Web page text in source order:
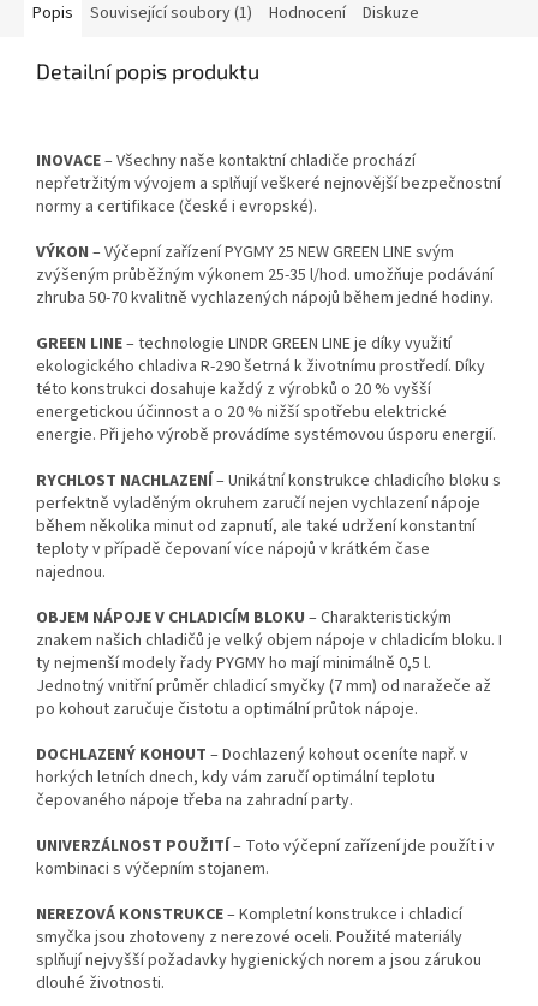
Popis Související soubory (1) Hodnocení Diskuze
Detailní popis produktu
INOVACE– Všechny naše kontaktní chladiče prochází
nepřetržitým vývojem a splňují veškeré nejnovější bezpečnostní
normy a certifikace (české i evropské).
VÝKON – Výčepní zařízení PYGMY 25 NEW GREEN LINE svým
zvýšeným průběžným výkonem 25-35 l/hod. umožňuje podávání
zhruba 50-70 kvalitně vychlazených nápojů během jedné hodiny.
GREEN LINE– technologie LINDR GREEN LINE je díky využití
ekologického chladiva R-290 šetrná k životnímu prostředí. Díky
této konstrukci dosahuje každý z výrobků o 20 % vyšší
energetickou účinnost a o 20 % nižší spotřebu elektrické
energie. Při jeho výrobě provádíme systémovou úsporu energií.
RYCHLOST NACHLAZENÍ– Unikátní konstrukce chladicího bloku s
perfektně vyladěným okruhem zaručí nejen vychlazení nápoje
během několika minut od zapnutí, ale také udržení konstantní
teploty v případě čepovaní více nápojů v krátkém čase
najednou.
OBJEM NÁPOJE V CHLADICÍM BLOKU – Charakteristickým
znakem našich chladičů je velký objem nápoje v chladicím bloku. I
ty nejmenší modely řady PYGMY ho mají minimálně 0,5 l.
Jednotný vnitřní průměr chladicí smyčky (7 mm) od naražeče až
po kohout zaručuje čistotu a optimální průtok nápoje.
DOCHLAZENÝ KOHOUT – Dochlazený kohout oceníte např. v
horkých letních dnech, kdy vám zaručí optimální teplotu
čepovaného nápoje třeba na zahradní party.
UNIVERZÁLNOST POUŽITÍ– Toto výčepní zařízení jde použít i v
kombinaci s výčepním stojanem.
NEREZOVÁ KONSTRUKCE– Kompletní konstrukce i chladicí
smyčka jsou zhotoveny z nerezové oceli. Použité materiály
splňují nejvyšší požadavky hygienických norem a jsou zárukou
dlouhé životnosti.